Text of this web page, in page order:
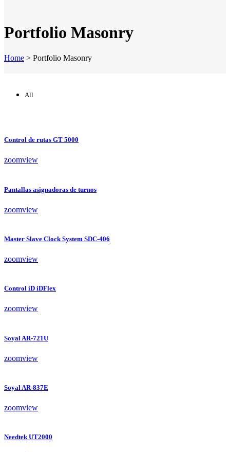
Portfolio Masonry
Home > Portfolio Masonry
All
Control de rutas GT 5000
zoomview
Pantallas asignadoras de turnos
zoomview
Master Slave Clock System SDC-406
zoomview
Control iD iDFlex
zoomview
Soyal AR-721U
zoomview
Soyal AR-837E
zoomview
Needtek UT2000